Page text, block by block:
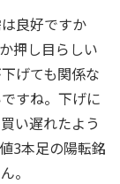
良好ですか
押し目らしい
げても関係な
すね。下げに
い遅れたよう
3本足の陽転銘
。